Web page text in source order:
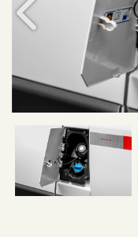
Anterior